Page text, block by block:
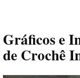
Gráficos e
de Crochê